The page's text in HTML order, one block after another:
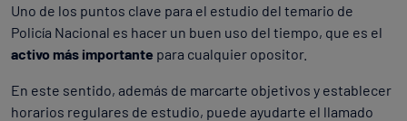
Uno de los puntos clave para el estudio del temario de
Policía Nacional es hacer un buen uso del tiempo, que es el
activo más importante para cualquier opositor.
En este sentido, además de marcarte objetivos y establecer
horarios regulares de estudio, puede ayudarte el llamado